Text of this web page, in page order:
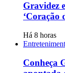
Gravidez
‘Coração
Há 8 horas
Conheça